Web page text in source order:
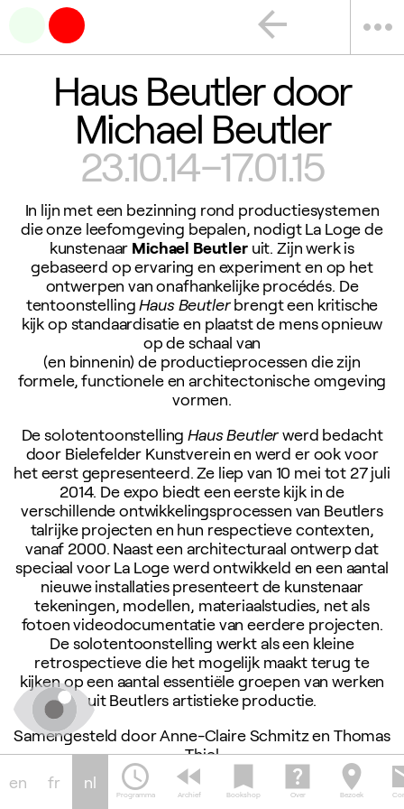
more_horiz
arrow_back
Haus Beutler door
Michael Beutler
23.10.14–17.01.15
In lijn met een bezinning rond productiesystemen
die onze leefomgeving bepalen, nodigt La Loge de
kunstenaar Michael Beutleruit. Zijn werk is
gebaseerd op ervaring en experiment en op het
ontwerpen van onafhankelijke procédés. De
tentoonstellingHaus Beutlerbrengt een kritische
kijk op standaardisatie en plaatst de mens opnieuw
op de schaal van
(en binnenin) de productieprocessen die zijn
formele, functionele en architectonische omgeving
vormen.
De solotentoonstellingHaus Beutlerwerd bedacht
door Bielefelder Kunstverein en werd er ook voor
het eerst gepresenteerd. Ze liep van 10 mei tot 27 juli
2014. De expo biedt een eerste kijk in de
verschillende ontwikkelingsprocessen van Beutlers
talrijke projecten en hun respectieve contexten,
vanaf 2000. Naast een architecturaal ontwerp dat
speciaal voor La Loge werd ontwikkeld en een aantal
nieuwe installaties presenteert de kunstenaar
tekeningen, modellen, materiaalstudies, net als
fotoen videodocumentatie van eerdere projecten.
De solotentoonstelling werkt als een kleine
retrospectieve die het mogelijk maakt terug te
kijken op een aantal essentiële groepen van werken
uit Beutlers artistieke productie.
Samengesteld door Anne-Claire Schmitz en Thomas
Thiel
Tentoonstellingsgids
en fr nl schedule
Programma
fast_rewind
Archief
bookmark
Bookshop
help_center
Over
location_on
Bezoek